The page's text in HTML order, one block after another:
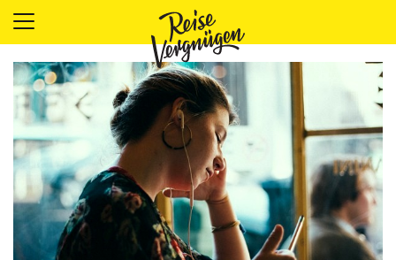
LÄNDER
UNTERKÜNFTE
FOOD
PLANUNG
OUTDOOR